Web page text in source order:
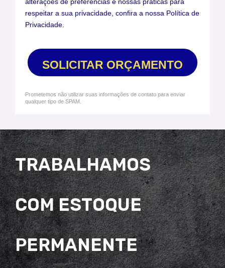
alterações de preferências e nossas práticas para
respeitar a sua privacidade, confira a nossa Política de
Privacidade.
SOLICITAR ORÇAMENTO
Prometemos não utilizar suas informações de contato para enviar
qualquer tipo de SPAM.
TRABALHAMOS
COM ESTOQUE
PERMANENTE